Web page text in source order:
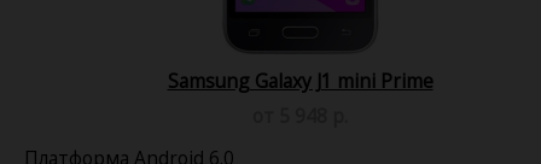
Samsung Galaxy J1 mini Prime
Платформа Android 6.0